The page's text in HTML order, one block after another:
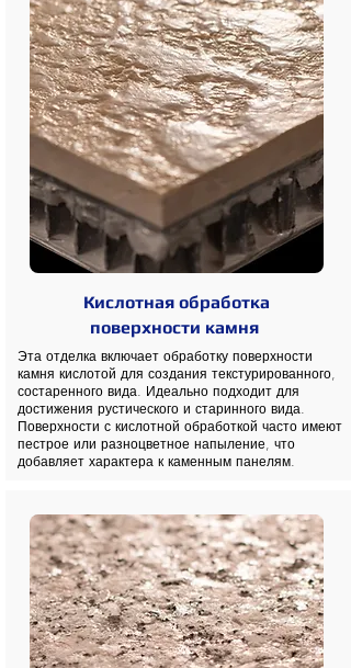
Кислотная обработка
поверхности камня
Эта отделка включает обработку поверхности
камня кислотой для создания текстурированного,
состаренного вида. Идеально подходит для
достижения рустического и старинного вида.
Поверхности с кислотной обработкой часто имеют
пестрое или разноцветное напыление, что
добавляет характера к каменным панелям.